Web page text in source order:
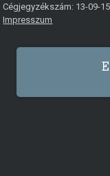
Cégjegyzékszám: 13-09-
Impresszum